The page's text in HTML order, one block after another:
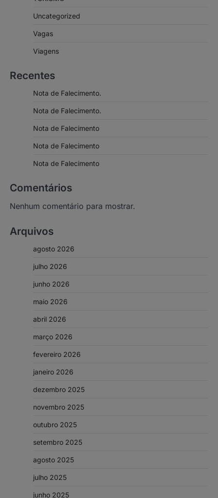
Uncategorized
Vagas
Viagens
Recentes
Nota de Falecimento.
Nota de Falecimento.
Nota de Falecimento
Nota de Falecimento
Nota de Falecimento
Comentários
Nenhum comentário para mostrar.
Arquivos
agosto 2026
julho 2026
junho 2026
maio 2026
abril 2026
março 2026
fevereiro 2026
janeiro 2026
dezembro 2025
novembro 2025
outubro 2025
setembro 2025
agosto 2025
julho 2025
junho 2025